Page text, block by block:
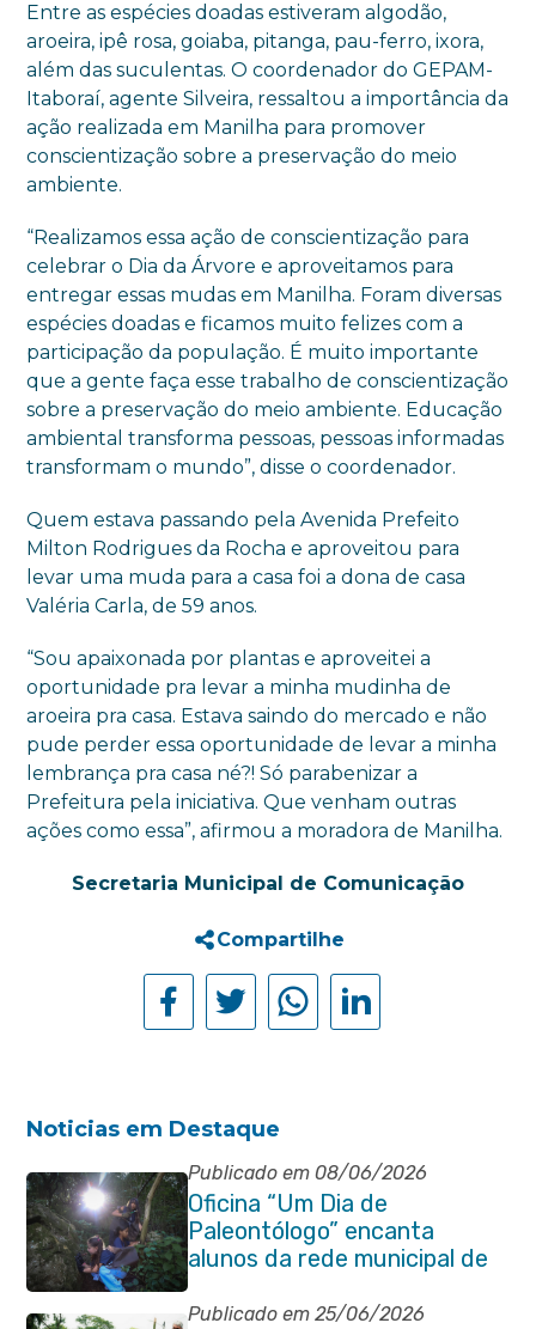
Entre as espécies doadas estiveram algodão,
aroeira, ipê rosa, goiaba, pitanga, pau-ferro, ixora,
além das suculentas. O coordenador do GEPAM-
Itaboraí, agente Silveira, ressaltou a importância da
ação realizada em Manilha para promover
conscientização sobre a preservação do meio
ambiente.
“Realizamos essa ação de conscientização para
celebrar o Dia da Árvore e aproveitamos para
entregar essas mudas em Manilha. Foram diversas
espécies doadas e ficamos muito felizes com a
participação da população. É muito importante
que a gente faça esse trabalho de conscientização
sobre a preservação do meio ambiente. Educação
ambiental transforma pessoas, pessoas informadas
transformam o mundo”, disse o coordenador.
Quem estava passando pela Avenida Prefeito
Milton Rodrigues da Rocha e aproveitou para
levar uma muda para a casa foi a dona de casa
Valéria Carla, de 59 anos.
“Sou apaixonada por plantas e aproveitei a
oportunidade pra levar a minha mudinha de
aroeira pra casa. Estava saindo do mercado e não
pude perder essa oportunidade de levar a minha
lembrança pra casa né?! Só parabenizar a
Prefeitura pela iniciativa. Que venham outras
ações como essa”, afirmou a moradora de Manilha.
Secretaria Municipal de Comunicação
Compartilhe
Noticias em Destaque
Publicado em 08/06/2026
Oficina “Um Dia de
Paleontólogo” encanta
alunos da rede municipal de
Itaboraí
Publicado em 25/06/2026